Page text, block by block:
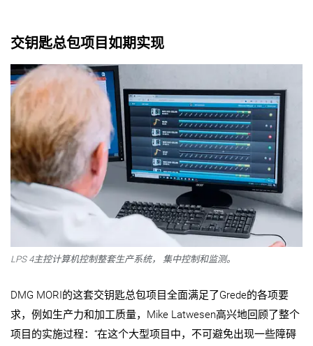
交钥匙总包项目如期实现
LPS 4主控计算机控制整套生产系统， 集中控制和监测。
DMG MORI的这套交钥匙总包项目全面满足了Grede的各项要
求，例如生产力和加工质量，Mike Latwesen高兴地回顾了整个
项目的实施过程：“在这个大型项目中，不可避免出现一些障碍